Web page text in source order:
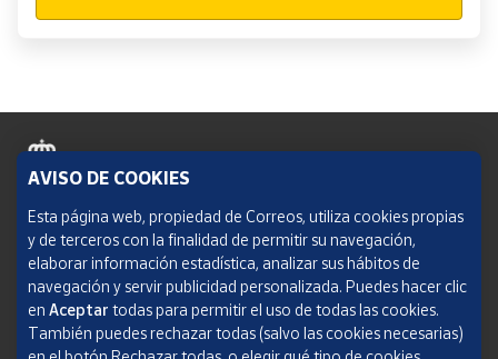
Política de cookies
Aviso legal
Condiciones del servicio
Política de Privacidad Web
AVISO DE COOKIES
Esta página web, propiedad de Correos, utiliza cookies propias
y de terceros con la finalidad de permitir su navegación,
elaborar información estadística, analizar sus hábitos de
navegación y servir publicidad personalizada. Puedes hacer clic
en Aceptar todas para permitir el uso de todas las cookies.
También puedes rechazar todas (salvo las cookies necesarias)